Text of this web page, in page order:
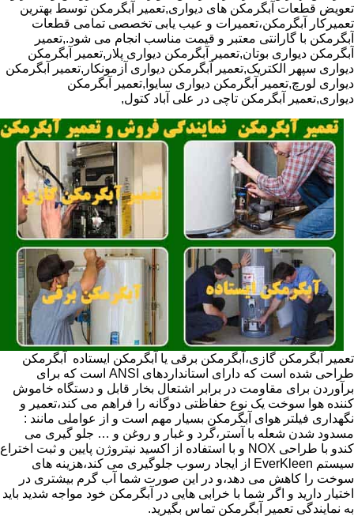
تعویض قطعات آبگرمکن های دیواری,تعمیر آبگرمکن توسط بهترین
تعمیرکار آبگرمکن،تعمیرات و عیب یابی تخصصی تمامی قطعات
آبگرمکن با گارانتی معتبر و قیمت مناسب انجام می شود.,تعمیر
آبگرمکن دیواری بوتان,تعمیر آبگرمکن دیواری پلار,تعمیر آبگرمکن
دیواری سپهر الکتریک,تعمیر آبگرمکن دیواری آزمونکار,تعمیر آبگرمکن
دیواری لورچ,تعمیر آبگرمکن دیواری سایوا,تعمیر آبگرمکن
دیواری,تعمیر آبگرمکن تاچی در علی آباد کتول,
تعمیر آبگرمکن گازی،آبگرمکن برقی یا آبگرمکن ایستاده ​ آبگرمکن
طراحی شده است که دارای استانداردهای ANSI است که برای
برآوردن برای مقاومت در برابر اشتعال بخار قابل و دستگاه خاموش
کننده هوا سوخت یک نوع حفاظتی دوگانه را فراهم می کند،تعمیر و
نگهداری فیلتر هوای آبگرمکن بسیار مهم است و از عواملی مانند :
مسدود شدن شعله با آستر،گرد و غبار و روغن و … جلو گیری می
کندو با طراحی NOX و با استفاده از اکسید نیتروژن پایین و ثبت اختراع
سیستم EverKleen از ایجاد رسوب جلوگیری می کند،هزینه های
سوخت را کاهش می دهد،و در این صورت شما آب گرم بیشتری در
اختیار دارید و اگر شما با خرابی هایی در آبگرمکن خود مواجه شدید باید
به نمایندگی تعمیر آبگرمکن تماس بگیرید.